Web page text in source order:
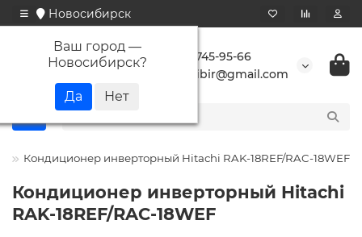
Новосибирск
Ваш город —
Новосибирск?
+7 923 745-95-66
buransibir@gmail.com
Кондиционер инверторный Hitachi RAK-18REF/RAC-18WEF
Кондиционер инверторный Hitachi
RAK-18REF/RAC-18WEF